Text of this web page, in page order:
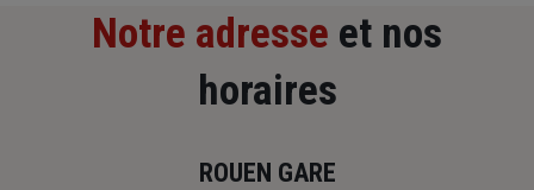
Notre adresse et nos
horaires
ROUEN GARE